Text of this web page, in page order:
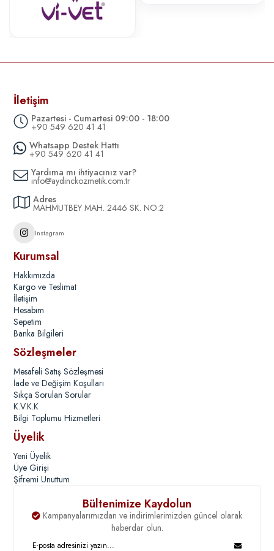
İletişim
Pazartesi - Cumartesi 09:00 - 18:00
+90 549 620 41 41
Whatsapp Destek Hattı
+90 549 620 41 41
Yardıma mı ihtiyacınız var?
info@aydinckozmetik.com.tr
Adres
MAHMUTBEY MAH. 2446 SK. NO:2
Instagram
Kurumsal
Hakkımızda
Kargo ve Teslimat
İletişim
Hesabım
Sepetim
Banka Bilgileri
Sözleşmeler
Mesafeli Satış Sözleşmesi
İade ve Değişim Koşulları
Sıkça Sorulan Sorular
K.V.K.K
Bilgi Toplumu Hizmetleri
Üyelik
Yeni Üyelik
Üye Girişi
Şifremi Unuttum
Bültenimize Kaydolun
Kampanyalarımızdan ve indirimlerimizden güncel olarak
haberdar olun.